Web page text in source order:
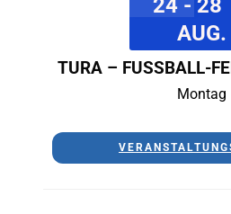
24 - 28
AUG.
TURA – FUSSBALL-
Montag